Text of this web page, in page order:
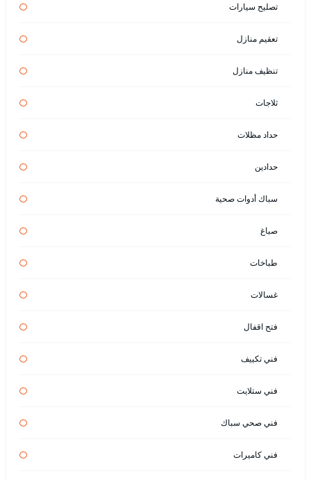
تصليح سيارات
تعقيم منازل
تنظيف منازل
ثلاجات
حداد مظلات
حدادين
سباك أدوات صحية
صباغ
طباخات
غسالات
فتح اقفال
فني تكييف
فني ستلايت
فني صحي سباك
فني كاميرات